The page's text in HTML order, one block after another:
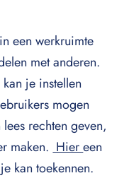
een werkruimte
met anderen.
je instellen
mogen
rechten geven,
maken. Hiereen
kan toekennen.